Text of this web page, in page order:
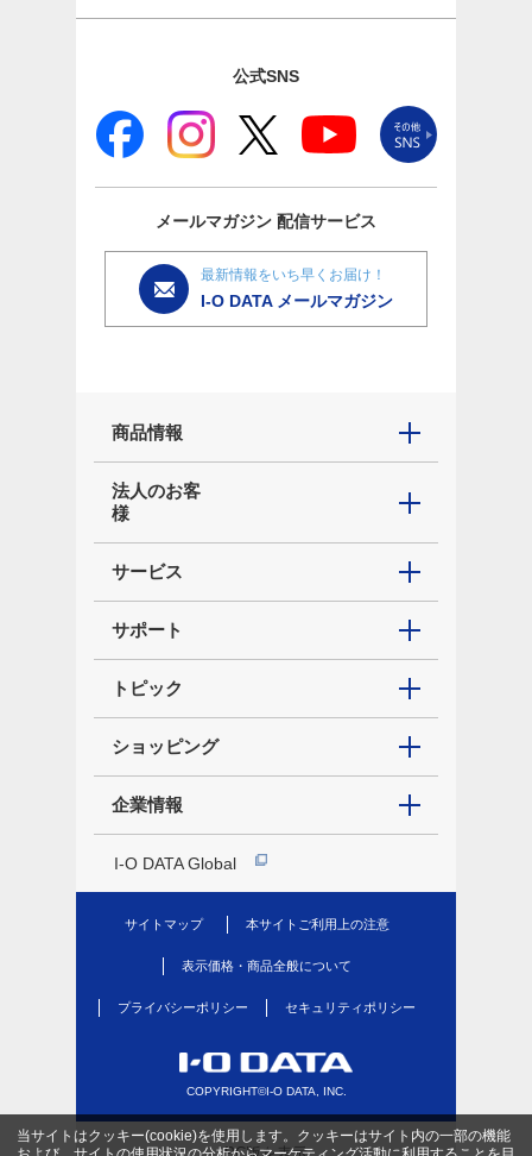
公式SNS
メールマガジン 配信サービス
最新情報をいち早くお届け！
I-O DATA メールマガジン
商品情報
法人のお客
様
サービス
サポート
トピック
ショッピング
企業情報
I-O DATA Global
サイトマップ 本サイトご利用上の注意
表示価格・商品全般について
プライバシーポリシー セキュリティポリシー
COPYRIGHT©I-O DATA, INC.
当サイトはクッキー(cookie)を使用します。クッキーはサイト内の一部の機能